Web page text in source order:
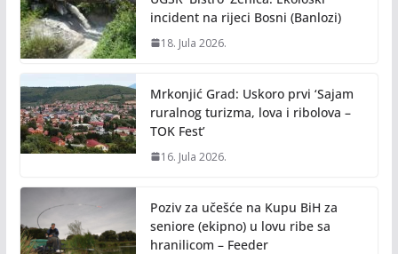
incident na rijeci Bosni (Banlozi)
18. Jula 2026.
Mrkonjić Grad: Uskoro prvi ‘Sajam
ruralnog turizma, lova i ribolova –
TOK Fest’
16. Jula 2026.
Poziv za učešće na Kupu BiH za
seniore (ekipno) u lovu ribe sa
hranilicom – Feeder